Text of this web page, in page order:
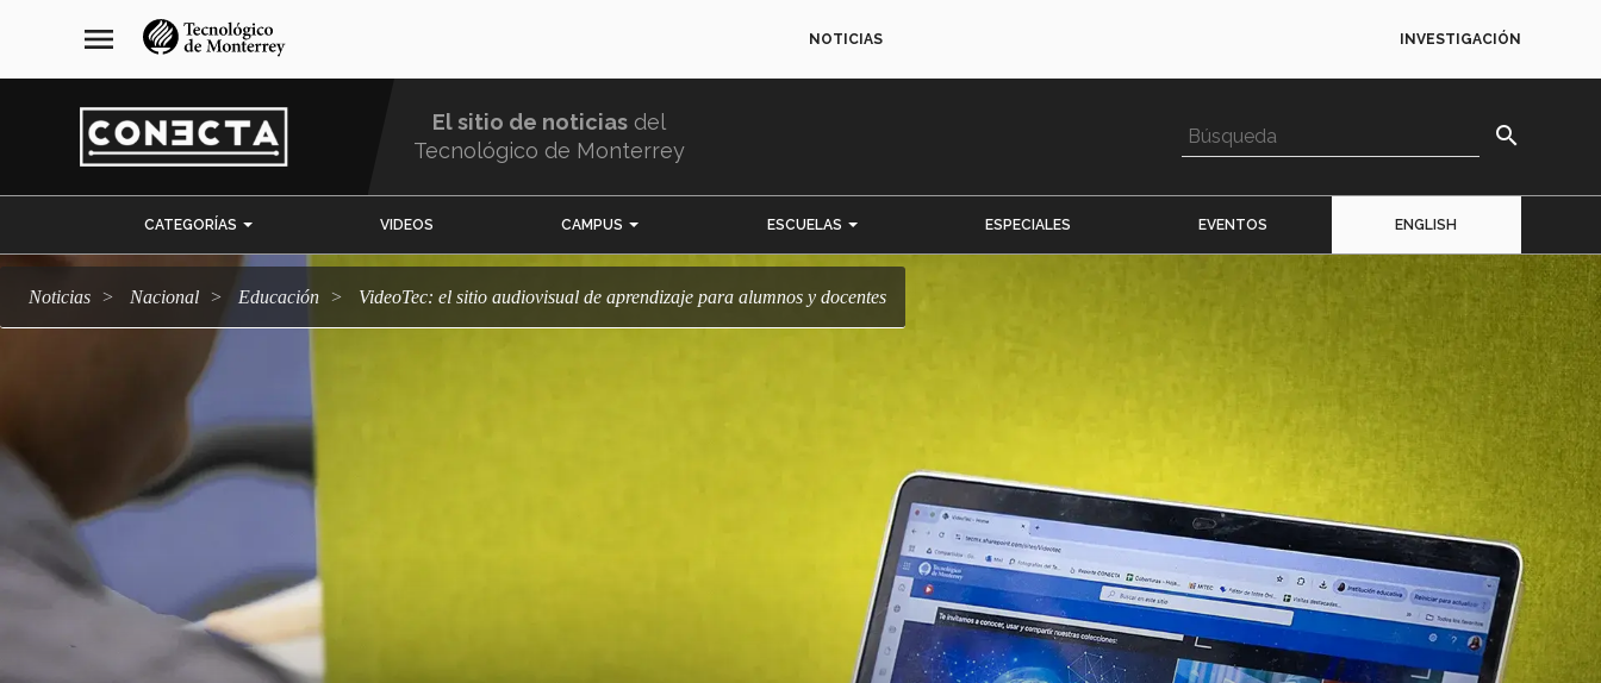
navegación
principal
menu NOTICIAS INVESTIGACIÓN
El sitio de noticias del
Tecnológico de Monterrey
search
CATEGORÍAS VIDEOS CAMPUS ESCUELAS ESPECIALES EVENTOS ENGLISH
Noticias Nacional Educación VideoTec: el sitio audiovisual de aprendizaje para alumnos y docentes